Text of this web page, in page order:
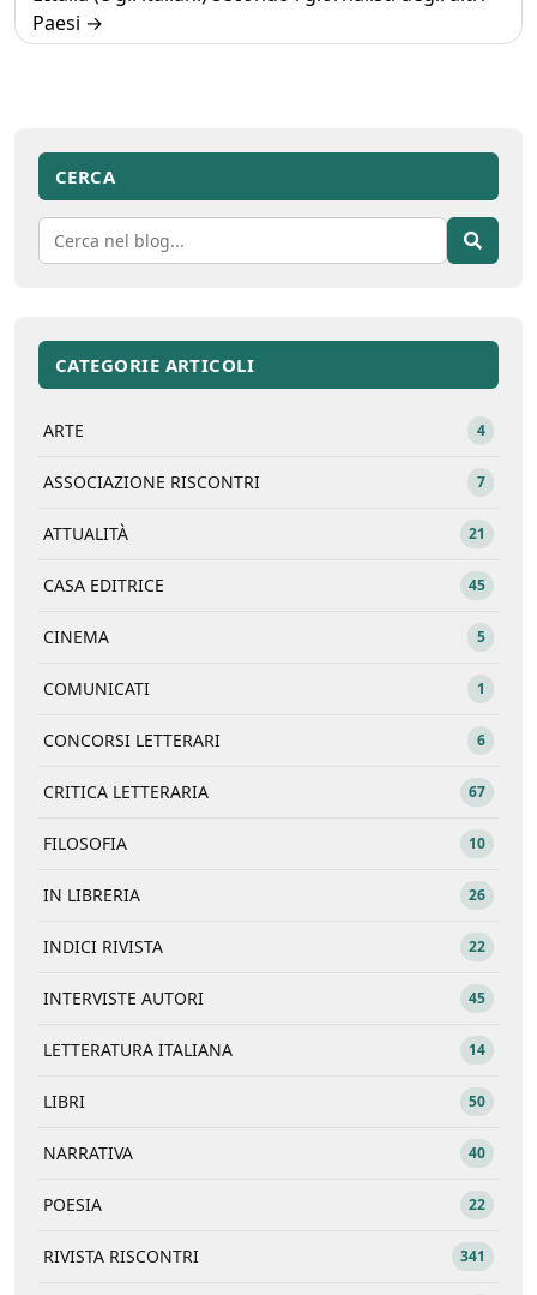
Paesi
CERCA
CATEGORIE ARTICOLI
ARTE 4
ASSOCIAZIONE RISCONTRI 7
ATTUALITÀ 21
CASA EDITRICE 45
CINEMA 5
COMUNICATI 1
CONCORSI LETTERARI 6
CRITICA LETTERARIA 67
FILOSOFIA 10
IN LIBRERIA 26
INDICI RIVISTA 22
INTERVISTE AUTORI 45
LETTERATURA ITALIANA 14
LIBRI 50
NARRATIVA 40
POESIA 22
RIVISTA RISCONTRI 341